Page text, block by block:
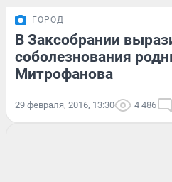
ГОРОД
В Заксобрании
соболезнования
Митрофанова
29 февраля, 2016, 13:30 4 486